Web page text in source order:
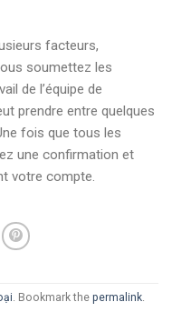
facteurs,
soumettez les
de l’équipe de
prendre entre quelques
fois que tous les
une confirmation et
votre compte.
. Bookmark the permalink